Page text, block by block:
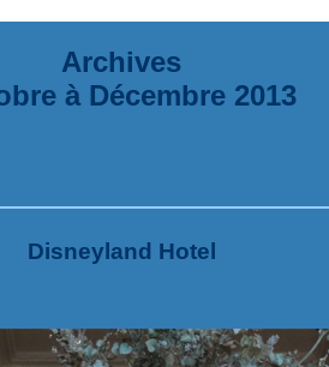
Archives
à Décembre 2013
Disneyland Hotel
15 au 23 août 2026, « La Semaine